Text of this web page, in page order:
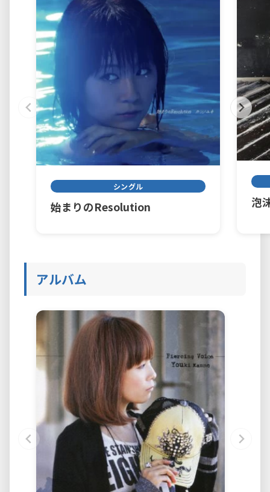
シングル
始まりのResolution 泡
アルバム